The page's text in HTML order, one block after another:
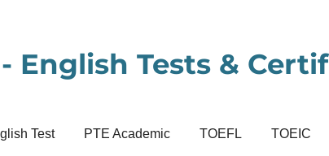
English Tests &
Test PTE Academic TOEFL TOEIC